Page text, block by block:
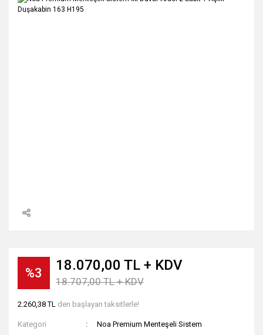
%3 18.070,00 TL + KDV
18.707,00 TL + KDV
2.260,38 TL den başlayan taksitlerle!
Kategori
Noa Premium Menteşeli Sistem